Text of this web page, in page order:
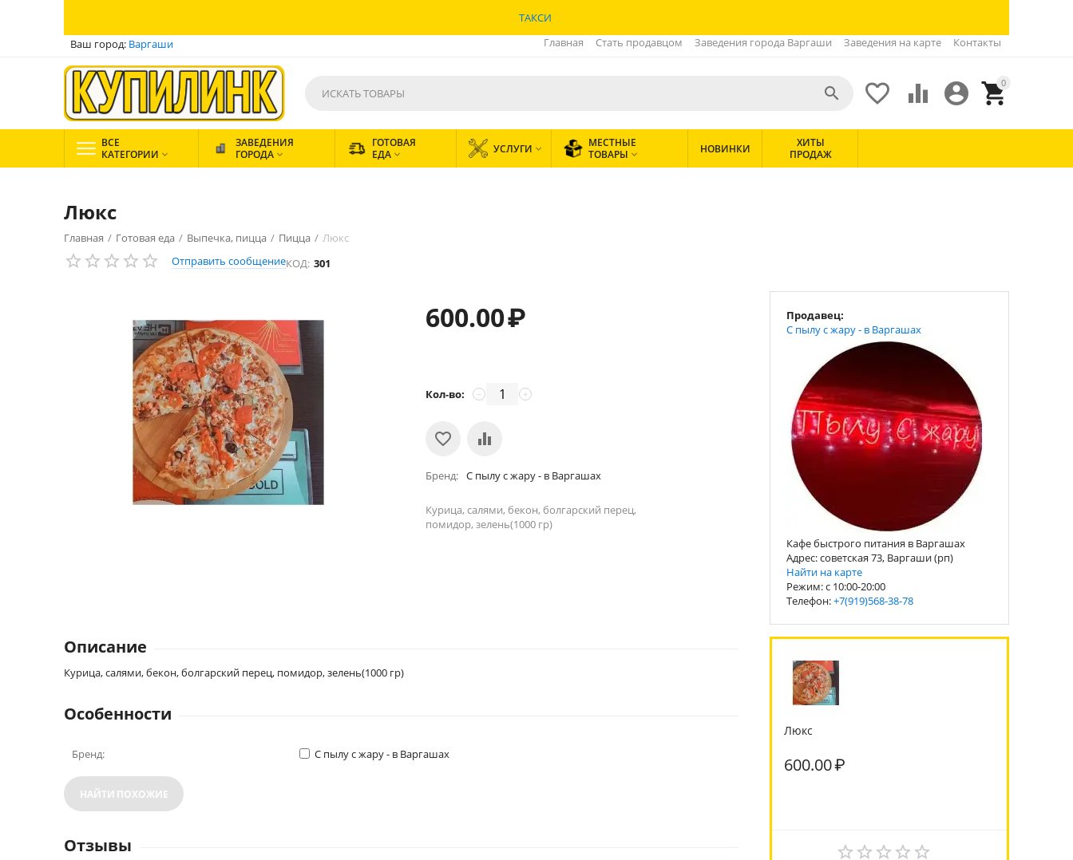
ТАКСИ
Ваш город: Варгаши Главная Стать продавцом Заведения города Варгаши Заведения на карте Контакты
0


 

ВСЕ
КАТЕГОРИИ 
ЗАВЕДЕНИЯ
ГОРОДА 
ГОТОВАЯ
ЕДА  УСЛУГИ 
МЕСТНЫЕ
ТОВАРЫ  НОВИНКИ
ХИТЫ
ПРОДАЖ
Люкс
Главная / Готовая еда / Выпечка, пицца / Пицца / Люкс
Отправить сообщениеКОД: 301
600.00₽
Кол-во: +
−
Бренд С пылу с жару - в Варгашах
Курица, салями, бекон, болгарский перец,
помидор, зелень(1000 гр)
Продавец:
С пылу с жару - в Варгашах
Кафе быстрого питания в Варгашах
Адрес: советская 73, Варгаши (рп)
Найти на карте
Режим: с 10:00-20:00
Телефон:+7(919)568-38-78
Люкс
600.00₽
Описание
Курица, салями, бекон, болгарский перец, помидор, зелень(1000 гр)
Особенности
Бренд: С пылу с жару - в Варгашах
НАЙТИ ПОХОЖИЕ
Отзывы